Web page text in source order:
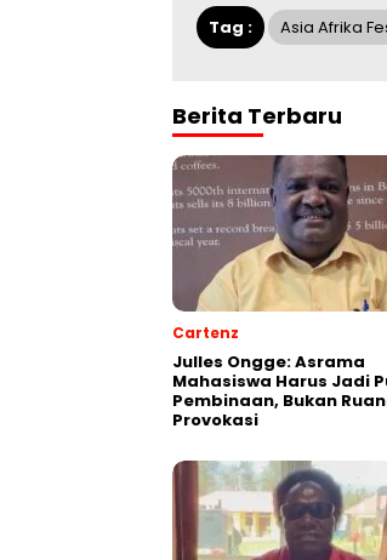
Tag : Asia Afrika
Berita Terbaru
Cartenz
Julles Ongge: Asrama
Mahasiswa Harus Jadi
Pembinaan, Bukan
Provokasi